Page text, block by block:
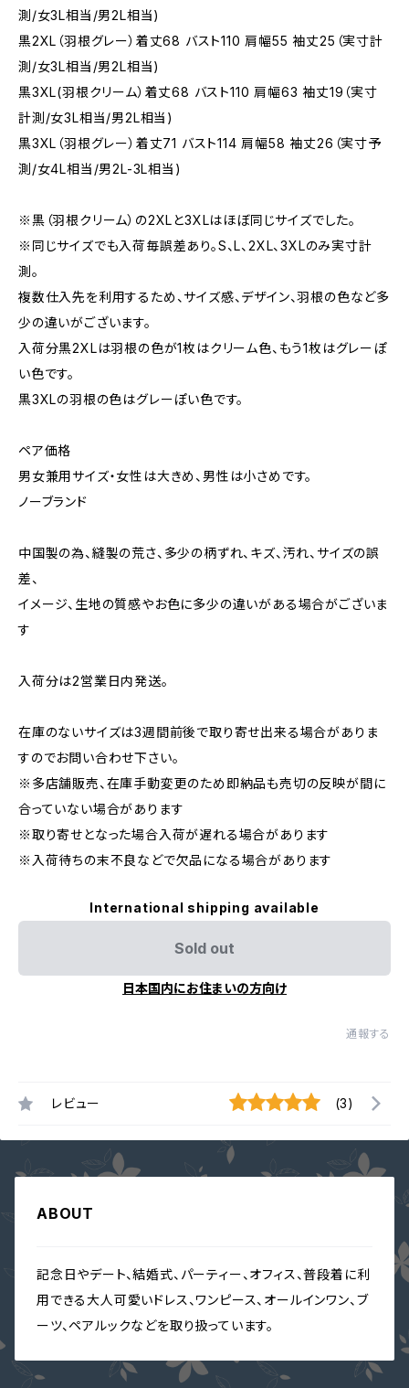
測/女3L相当/男2L相当)
黒2XL（羽根グレー）着丈68 バスト110 肩幅55 袖丈25（実寸計
測/女3L相当/男2L相当)
黒3XL(羽根クリーム）着丈68 バスト110 肩幅63 袖丈19（実寸
計測/女3L相当/男2L相当)
黒3XL（羽根グレー）着丈71 バスト114 肩幅58 袖丈26（実寸予
測/女4L相当/男2L-3L相当)
※黒（羽根クリーム）の2XLと3XLはほぼ同じサイズでした。
※同じサイズでも入荷毎誤差あり。S、L、2XL、3XLのみ実寸計
測。
複数仕入先を利用するため、サイズ感、デザイン、羽根の色など多
少の違いがございます。
入荷分黒2XLは羽根の色が1枚はクリーム色、もう1枚はグレーぽ
い色です。
黒3XLの羽根の色はグレーぽい色です。
ペア価格
男女兼用サイズ・女性は大きめ、男性は小さめです。
ノーブランド
中国製の為、縫製の荒さ、多少の柄ずれ、キズ、汚れ、サイズの誤
差、
イメージ、生地の質感やお色に多少の違いがある場合がございま
す
入荷分は2営業日内発送。
在庫のないサイズは3週間前後で取り寄せ出来る場合がありま
すのでお問い合わせ下さい。
※多店舗販売、在庫手動変更のため即納品も売切の反映が間に
合っていない場合があります
※取り寄せとなった場合入荷が遅れる場合があります
※入荷待ちの末不良などで欠品になる場合があります
International shipping available
Sold out
日本国内にお住まいの方向け
通報する
レビュー (3)
ABOUT
記念日やデート、結婚式、パーティー、オフィス、普段着に利
用できる大人可愛いドレス、ワンピース、オールインワン、ブ
ーツ、ペアルックなどを取り扱っています。